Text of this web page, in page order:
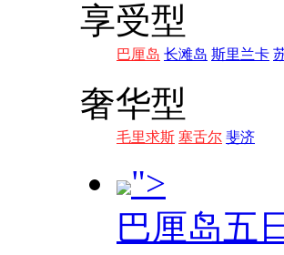
享受型
巴厘岛 长滩岛 斯里兰卡
奢华型
毛里求斯 塞舌尔 斐济
">
巴厘岛五